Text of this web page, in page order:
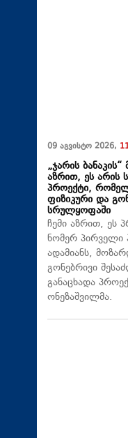
09 აგვისტო 2026,
„ჯარის
აზრით, ეს არის
პროექტი,
ფიზიკური და
სრულყოფაში
ჩემი აზრით, ეს
ნომერ პირველი
ადამიანს,
გონებრივი
განაცხადა
ონეზაშვილმა.